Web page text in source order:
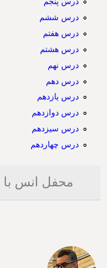
درس ششم
درس هفتم
درس هشتم
درس نهم
درس دهم
درس یازدهم
درس دوازدهم
درس سیزدهم
درس چهاردهم
محفل انس با قرآن